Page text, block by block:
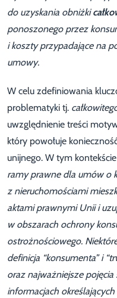
do uzyskania obniżki
ponoszonego przez
i koszty przypadające na
umowy.
W celu zdefiniowania
problematyki tj.
uwzględnienie treści
który powołuje
unijnego. W tym
ramy prawne dla umów o
z nieruchomościami
aktami prawnymi Unii i
w obszarach ochrony
ostrożnościowego.
definicja “konsumenta” i
oraz najważniejsze
informacjach